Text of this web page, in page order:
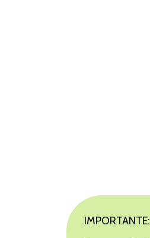
IMPORTANTE: